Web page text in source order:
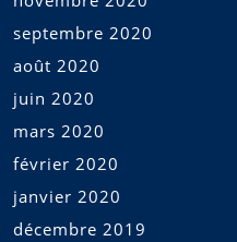
septembre 2020
août 2020
juin 2020
mars 2020
février 2020
janvier 2020
décembre 2019